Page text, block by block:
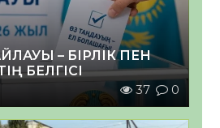
– БІРЛІК ПЕН
БЕЛГІСІ
37 0